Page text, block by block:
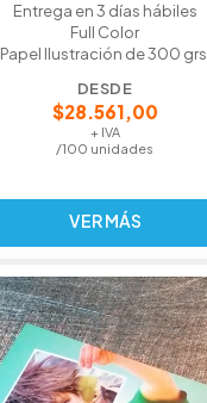
Entrega en 3 días hábiles
Full Color
Papel Ilustración de 300 grs.
DESDE
$28.561,00
+ IVA
/100 unidades
VER MÁS